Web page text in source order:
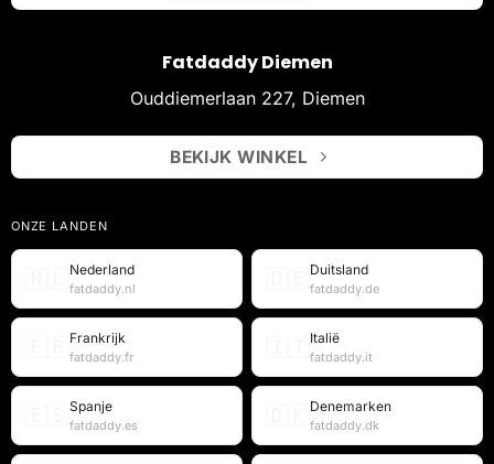
Fatdaddy Diemen
Ouddiemerlaan 227, Diemen
BEKIJK WINKEL
ONZE LANDEN
Nederland
fatdaddy.nl
Duitsland
fatdaddy.de
Frankrijk
fatdaddy.fr
Italië
fatdaddy.it
Spanje
fatdaddy.es
Denemarken
fatdaddy.dk